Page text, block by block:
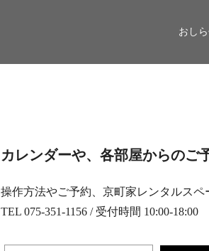
おし
カレンダーや、各部屋からのご
操作方法やご予約、京町家レンタルス
TEL 075-351-1156 / 受付時間 10:00-18:00